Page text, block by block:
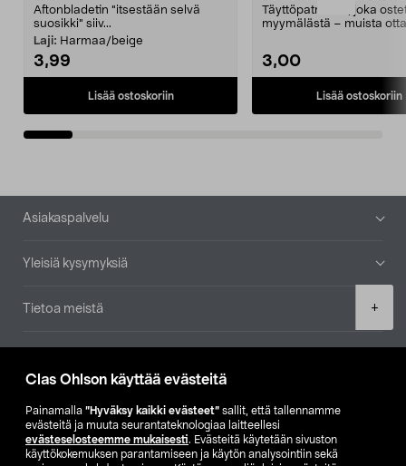
Clas Ohlson käyttää evästeitä
Painamalla ”Hyväksy kaikki evästeet” sallit, että tallennamme
evästeitä ja muuta seurantateknologiaa laitteellesi
evästeselosteemme mukaisesti. Evästeitä käytetään sivuston
käyttökokemuksen parantamiseen ja käytön analysointiin sekä
+
Aftonbladetin "itsestään selvä
suosikki" siiv...
Laji: Harmaa/beige
3,99
Lisää ostoskoriin
Täyttöpatruuna, joka
myymälästä – muista
3,00
Lisää ostoskoriin
Alatunniste
Asiakaspalvelu
Yleisiä kysymyksiä
Tietoa meistä
Etsi myymälä